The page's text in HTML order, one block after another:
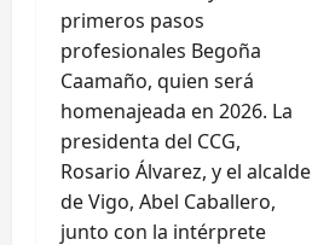
primeros pasos
profesionales Begoña
Caamaño, quien será
homenajeada en 2026. La
presidenta del CCG,
Rosario Álvarez, y el alcalde
de Vigo, Abel Caballero,
junto con la intérprete